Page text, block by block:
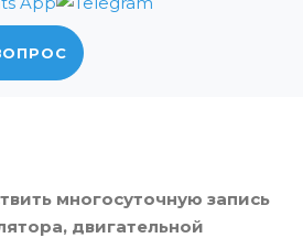
многосуточную запись
двигательной